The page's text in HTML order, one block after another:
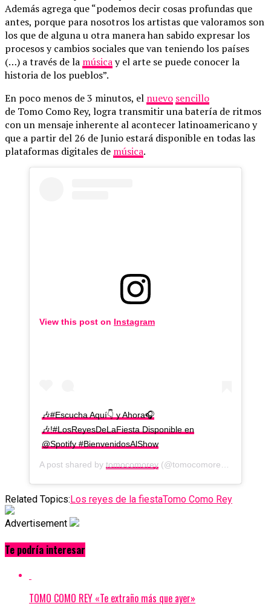
Además agrega que “podemos decir cosas profundas que
antes, porque para nosotros los artistas que valoramos son
los que de alguna u otra manera han sabido expresar los
procesos y cambios sociales que van teniendo los países
(…) a través de la músicay el arte se puede conocer la
historia de los pueblos”.
En poco menos de 3 minutos, el nuevo sencillo
de Tomo Como Rey, logra transmitir una batería de ritmos
con un mensaje inherente al acontecer latinoamericano y
que a partir del 26 de Junio estará disponible en todas las
plataformas digitales de música.
View this post on Instagram
🎶#Escucha Aquí👇 y Ahora🎧
🎶!#LosReyesDeLaFiesta Disponible en
@Spotify #BienvenidosAlShow
A post shared by tomocomorey (@tomocomorey) on
Related Topics: Los reyes de la fiestaTomo Como Rey
Advertisement
Te podría interesar
TOMO COMO REY «Te extraño más que ayer»